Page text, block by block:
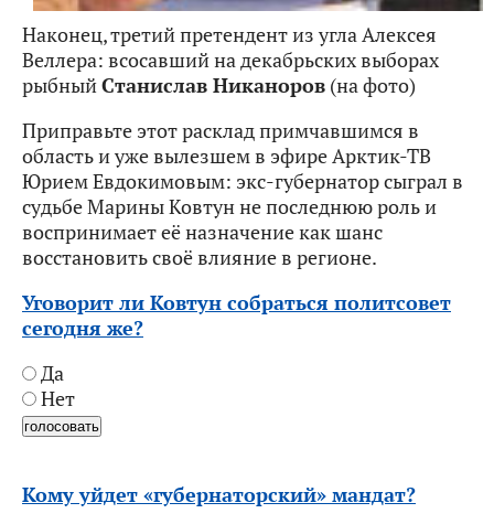
Наконец, третий претендент из угла Алексея
Веллера: всосавший на декабрьских выборах
рыбныйСтанислав Никаноров (на фото)
Приправьте этот расклад примчавшимся в
область и уже вылезшем в эфире Арктик-ТВ
Юрием Евдокимовым: экс-губернатор сыграл в
судьбе Марины Ковтун не последнюю роль и
воспринимает её назначение как шанс
восстановить своё влияние в регионе.
Уговорит ли Ковтун собраться политсовет
сегодня же?
Да
Нет
Кому уйдет «губернаторский» мандат?